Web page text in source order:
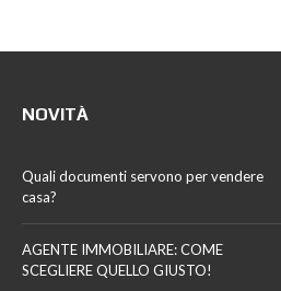
NOVITÀ
Quali documenti servono per vendere
casa?
AGENTE IMMOBILIARE: COME
SCEGLIERE QUELLO GIUSTO!